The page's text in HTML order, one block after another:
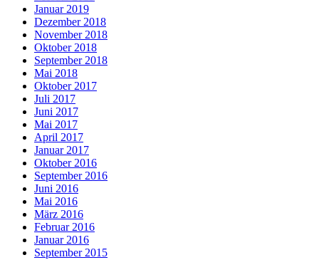
Januar 2019
Dezember 2018
November 2018
Oktober 2018
September 2018
Mai 2018
Oktober 2017
Juli 2017
Juni 2017
Mai 2017
April 2017
Januar 2017
Oktober 2016
September 2016
Juni 2016
Mai 2016
März 2016
Februar 2016
Januar 2016
September 2015